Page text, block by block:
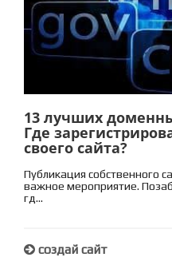
13 лучших
Где
своего сайта?
Публикация собственного
важное мероприятие.
гд...
создай сайт